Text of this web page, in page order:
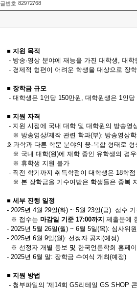
글번호 82972768
■ 지원 목적
- 방송·영상 분야에 재능을 가진 대학생, 대
- 경제적 형편이 어려운 학생을 대상으로 장
■ 장학금 규모
- 대학생은 1인당 150만원, 대학원생은 1인당
■ 지원 자격
- 지원 시점에 국내 대학 및 대학원의 방송영
※ 방송영상/제작 관련 학과(부): 방송영상학
회과학과 다른 학문 분야의 융·복합 형태로
※ 국내 대학(원)에 재학 중인 유학생의 경
※ 휴학생 지원 불가
- 직전 학기까지 취득학점이 대학생은 18학
※ 본 장학금을 기수여받은 학생들은 중복
■ 세부 진행 일정
- 2025년 4월 29일(화) ~ 5월 23일(금): 접수
※ 접수는 마감일 기준 17:00까지 제출분에
- 2025년 5월 26일(월) ~ 6월 5일(목): 심사위
- 2025년 6월 9일(월): 선정자 공지(예정)
※ 선정자 개별 통보 및 한국언론학회 홈페
- 2025년 6월 말: 장학금 수여식 개최(예정)
■ 지원 방법
- 첨부파일의 ‘제14회 GS리테일 GS SHOP